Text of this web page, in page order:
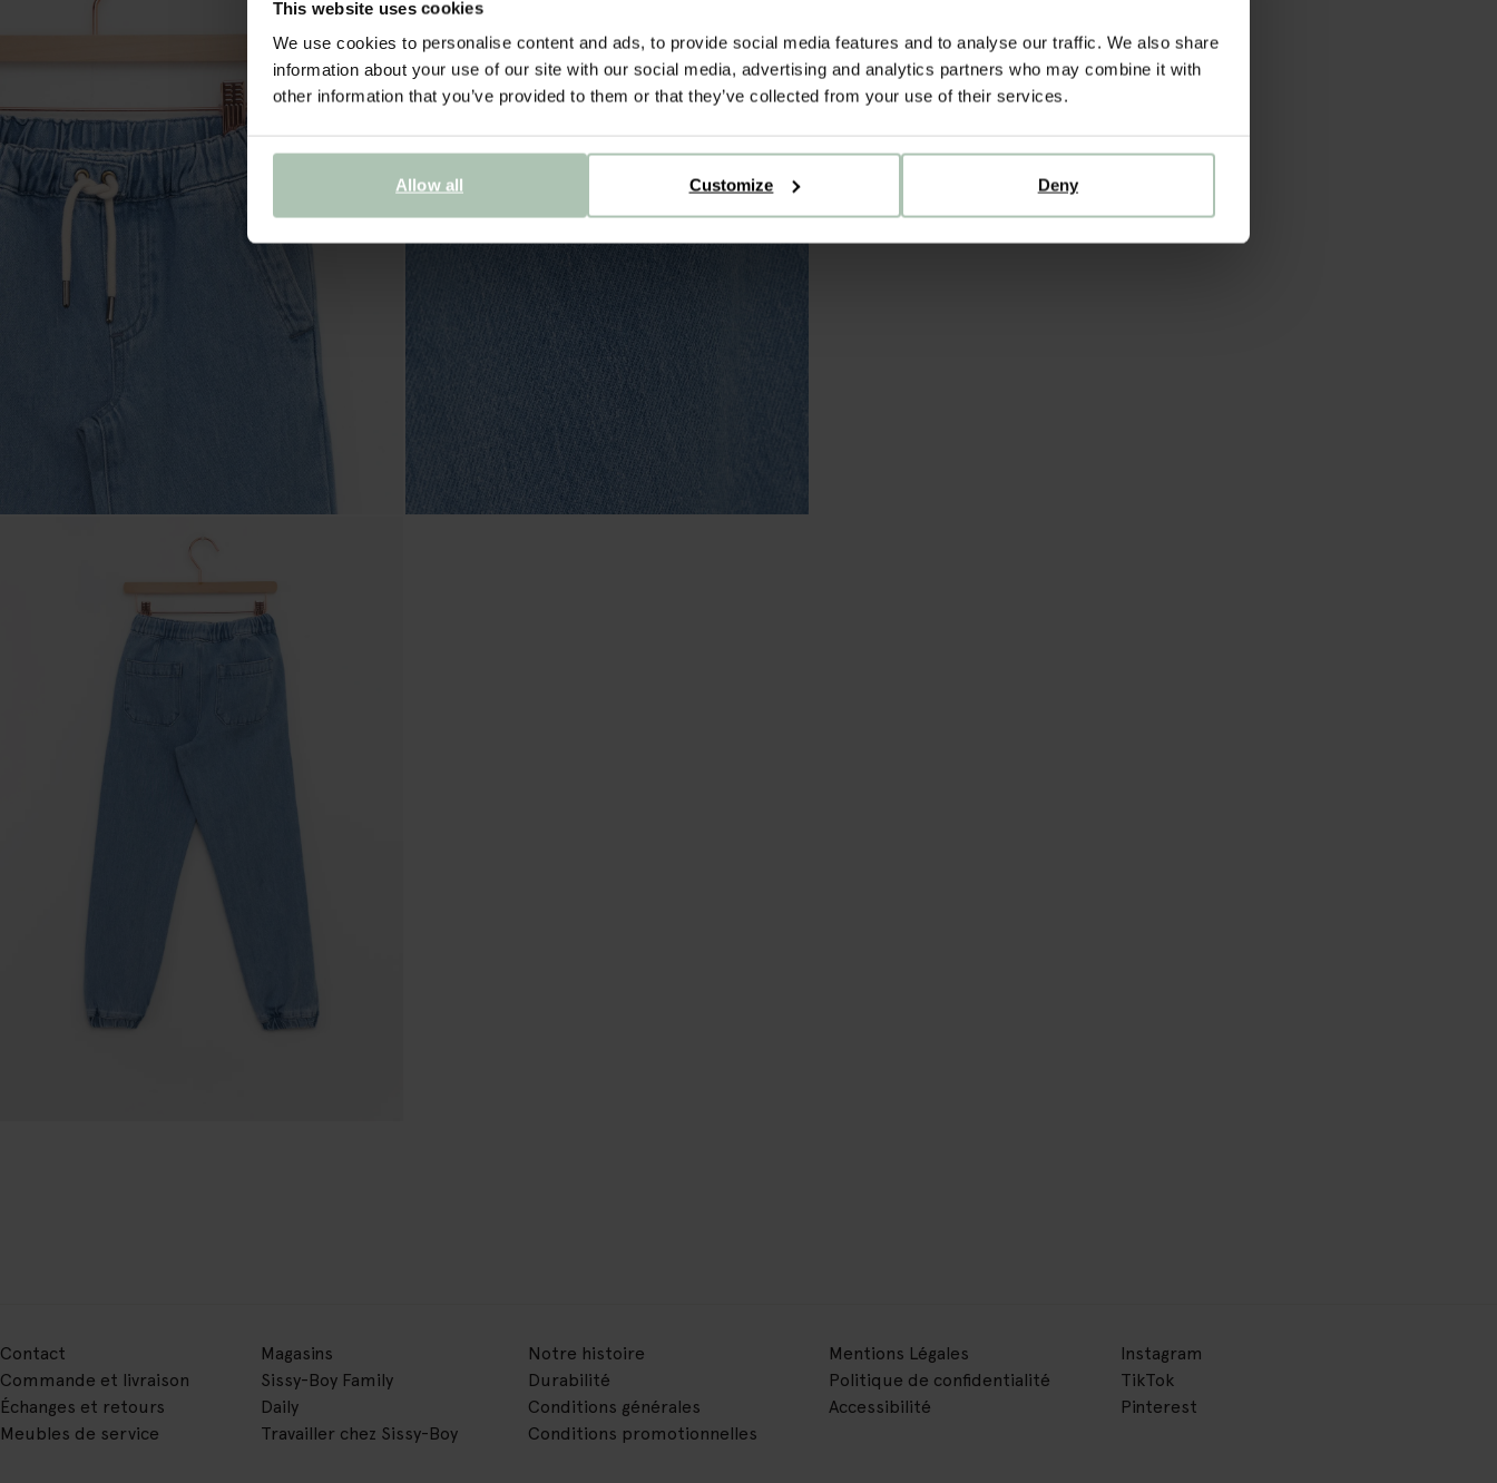
This website uses cookies
We use cookies to personalise content and ads, to provide social media features and to analyse our traffic. We also share
information about your use of our site with our social media, advertising and analytics partners who may combine it with
other information that you’ve provided to them or that they’ve collected from your use of their services.
Deny
Customize
Allow all
Contact
Commande et livraison
Échanges et retours
Meubles de service
Magasins
Sissy-Boy Family
Daily
Travailler chez Sissy-Boy
Notre histoire
Durabilité
Conditions générales
Conditions promotionnelles
Mentions Légales
Politique de confidentialité
Accessibilité
Instagram
TikTok
Pinterest